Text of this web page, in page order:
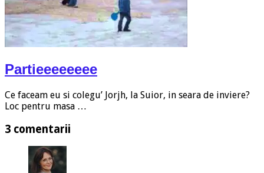
Partieeeeeeee
Ce faceam eu si colegu’ Jorjh, la Suior, in seara de inviere?
Loc pentru masa …
3 comentarii